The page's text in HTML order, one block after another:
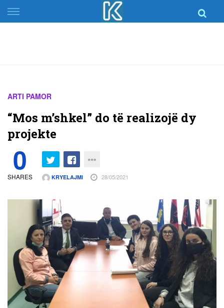
Skip
to
ARTI PAMOR
“Mos m’shkel” do të realizojë dy
projekte
0
SHARES KRYELAJMI 28/05/2021